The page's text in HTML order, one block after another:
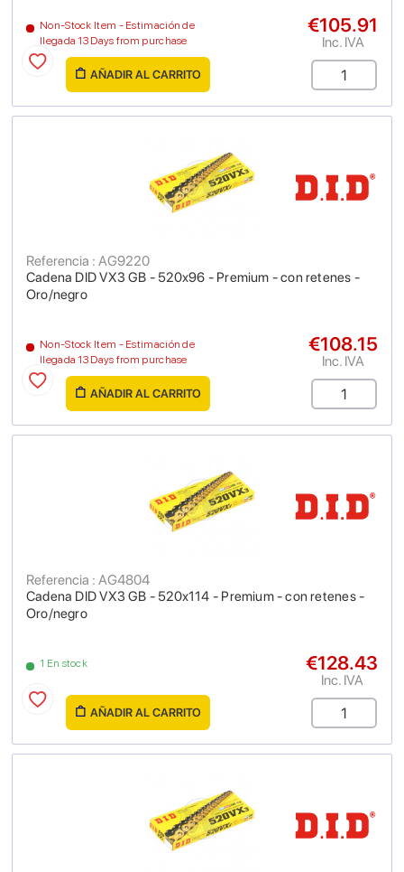
Non-Stock Item - Estimación de
llegada 13 Days from purchase
€105.91
Inc. IVA
AÑADIR AL CARRITO
Cadena DID VX3 GB - 520x96 - Premium - con retenes -
Oro/negro
Referencia : AG9220
Non-Stock Item - Estimación de
llegada 13 Days from purchase
€108.15
Inc. IVA
AÑADIR AL CARRITO
Cadena DID VX3 GB - 520x114 - Premium - con retenes -
Oro/negro
Referencia : AG4804
1 En stock €128.43
Inc. IVA
AÑADIR AL CARRITO